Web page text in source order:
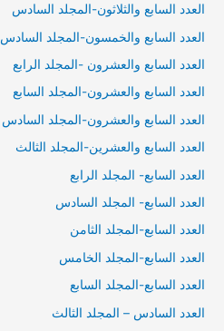
العدد السابع والثلاثون-المجلد السادس
العدد السابع والخمسون-المجلد السادس
العدد السابع والعشرون -المجلد الرابع
العدد السابع والعشرون-المجلد السابع
العدد السابع والعشرون-المجلد السادس
العدد السابع والعشرين-المجلد الثالث
العدد السابع- المجلد الرابع
العدد السابع- المجلد السادس
العدد السابع-المجلد الثامن
العدد السابع-المجلد الخامس
العدد السابع-المجلد السابع
العدد السادس – المجلد الثالث